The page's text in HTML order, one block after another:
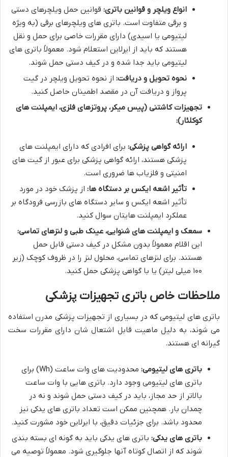
انواع ویلچر و قوانین باتری: قوانین حمل ویلچرهای دستی
و برقی متفاوت است. باتری های ویلچرهای برقی (به ویژه
لیتیومی یا اسیدی) دارای مقررات خاصی برای حمل و نقل
هستند که باید از ایرلاین استعلام شود. معمولاً باتری های
لیتیومی باید جدا شده و در کیف دستی حمل شوند.
نحوه تحویل و دریافت: از نحوه تحویل ویلچر در گیت
پرواز و دریافت آن در مقصد اطمینان حاصل کنید.
تجهیزات کاشتنی (پیس میکر، پروتزهای فلزی، ایمپلنت های
کوکلئار):
ارائه گواهی پزشکی: برای افرادی که دارای ایمپلنت های
پزشکی هستند، ارائه گواهی پزشکی برای عبور از گیت های
امنیتی و فلزیاب ها ضروری است.
تأثیر اشعه ایکس بر دستگاه ها: از پزشک خود در مورد
تأثیر اشعه ایکس و سایر دستگاه های بازرسی فرودگاه بر
عملکرد ایمپلنت هایتان سوال کنید.
سمعک و ایمپلنت های شنوایی، عینک طبی و لنزهای تماسی:
این اقلام معمولاً بدون مشکل در کیف دستی قابل حمل
هستند. برای لنزهای تماسی، محلول لنز را در ظروف کوچک (زیر
۱۰۰ میلی لیتر) یا با گواهی پزشکی حمل کنید.
ملاحظات خاص باتری تجهیزات پزشکی
باتری های لیتیومی که در بسیاری از تجهیزات پزشکی مدرن استفاده
می شوند، به دلیل ماهیت قابل اشتعال شان دارای مقررات سخت
گیرانه ای هستند.
باتری های لیتیومی:
محدودیت های وات ساعت (Wh) برای
باتری های لیتیومی وجود دارد. باتری هایی با وات ساعت
بالاتر از حد مجاز، باید در کیف دستی حمل شوند و نه در
چمدان بار. همچنین ممکن است تعداد باتری های یدکی نیز
محدود باشد. برای جزئیات دقیق، با ایرلاین خود مشورت کنید.
باتری های یدکی: باتری های یدکی باید به گونه ای بسته بندی
شوند که از اتصال کوتاه آنها جلوگیری شود. معمولاً توصیه می